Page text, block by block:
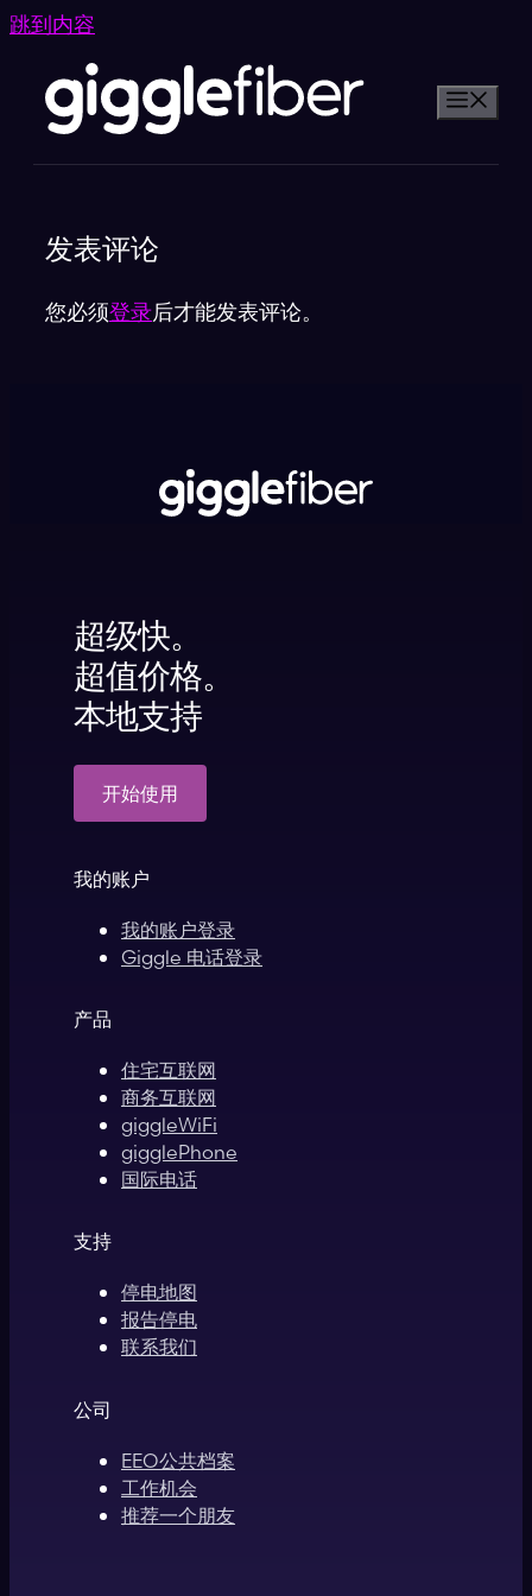
跳到内容
发表评论
您必须登录后才能发表评论。
超级快。
超值价格。
本地支持
开始使用
我的账户
我的账户登录
Giggle 电话登录
产品
住宅互联网
商务互联网
giggleWiFi
gigglePhone
国际电话
支持
停电地图
报告停电
联系我们
公司
EEO公共档案
工作机会
推荐一个朋友